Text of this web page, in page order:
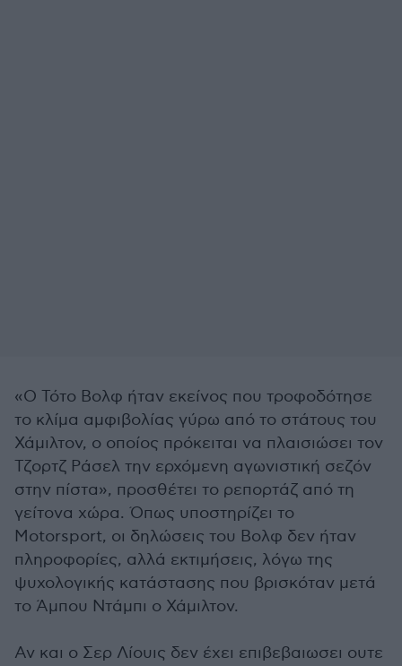
«Ο Τότο Βολφ ήταν εκείνος που τροφοδότησε
το κλίμα αμφιβολίας γύρω από το στάτους του
Χάμιλτον, ο οποίος πρόκειται να πλαισιώσει τον
Τζορτζ Ράσελ την ερχόμενη αγωνιστική σεζόν
στην πίστα», προσθέτει το ρεπορτάζ από τη
γείτονα χώρα. Όπως υποστηρίζει το
Motorsport, οι δηλώσεις του Βολφ δεν ήταν
πληροφορίες, αλλά εκτιμήσεις, λόγω της
ψυχολογικής κατάστασης που βρισκόταν μετά
το Άμπου Ντάμπι ο Χάμιλτον.
Αν και ο Σερ Λίουις δεν έχει επιβεβαιωσει ουτε